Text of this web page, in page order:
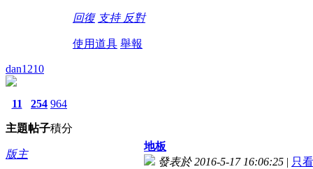
回復 支持 反對
使用道具 舉報
dan1210
11
主題
254
帖子
964
積分
版主
地板
發表於 2016-5-17 16:06:25 | 只